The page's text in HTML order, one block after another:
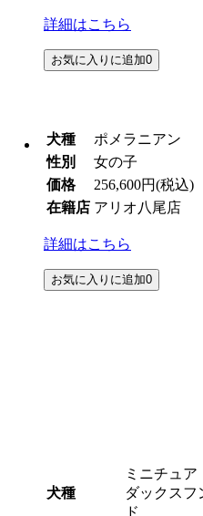
詳細はこちら
お気に入りに追加0
犬種
ポメラニアン
性別
女の子
価格
256,600円(税込)
在籍店 アリオ八尾店
詳細はこちら
お気に入りに追加0
犬種
ミニチュア
ダックスフ
ド